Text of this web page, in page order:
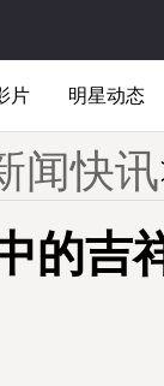
片 明星动态
闻快讯
的吉